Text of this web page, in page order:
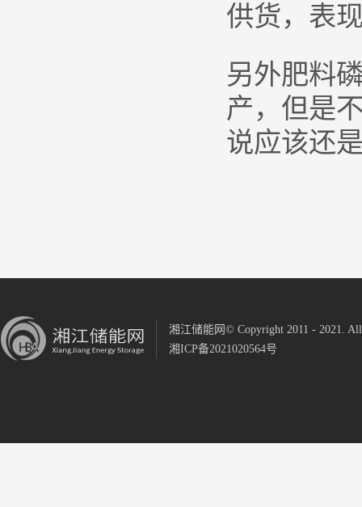
供货，表
另外肥料
产，但是
说应该还
湘江储能网© Copyright 2011 - 2021. All
湘ICP备2021020564号